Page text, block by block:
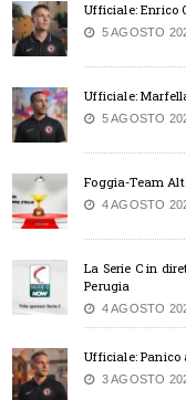
Ufficiale: Enrico
5 AGOSTO
Ufficiale:
5 AGOSTO
Foggia-Team
4 AGOSTO
La Serie C in
Perugia
4 AGOSTO
Ufficiale: Panico
3 AGOSTO